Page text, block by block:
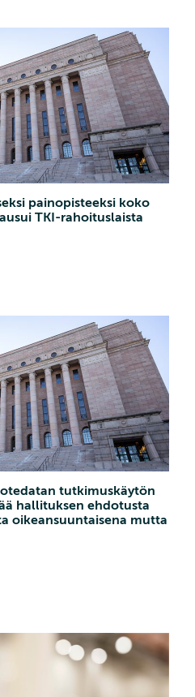
painopisteeksi koko
TKI-rahoituslaista
tutkimuskäytön
hallituksen ehdotusta
oikeansuuntaisena mutta